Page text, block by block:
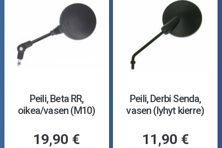
Peili, Beta RR,
oikea/vasen (M10)
19,90 €
Peili, Derbi Senda,
vasen (lyhyt kierre)
11,90 €